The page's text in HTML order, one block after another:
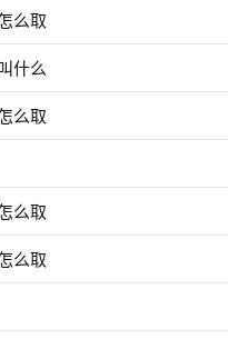
昱祺】
溪南】
承显】
【星沉】
翊亭】
知勇】
么取
什么
么取
么取
么取